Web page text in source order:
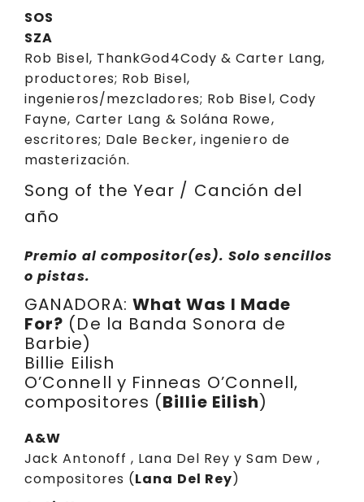
SOS
SZA
Rob Bisel, ThankGod4Cody & Carter Lang,
productores; Rob Bisel,
ingenieros/mezcladores; Rob Bisel, Cody
Fayne, Carter Lang & Solána Rowe,
escritores; Dale Becker, ingeniero de
masterización.
Song of the Year / Canción del
año
Premio al compositor(es). Solo sencillos
o pistas.
GANADORA: What Was I Made
For? (De la Banda Sonora de
Barbie)
Billie Eilish
O’Connell y Finneas O’Connell,
compositores (Billie Eilish)
A&W
Jack Antonoff , Lana Del Rey y Sam Dew ,
compositores (Lana Del Rey)